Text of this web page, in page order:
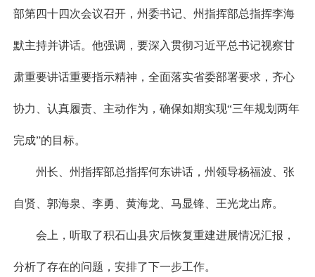
部第四十四次会议召开，州委书记、州指挥部总指挥李海
默主持并讲话。他强调，要深入贯彻习近平总书记视察甘
肃重要讲话重要指示精神，全面落实省委部署要求，齐心
协力、认真履责、主动作为，确保如期实现“三年规划两年
完成”的目标。
州长、州指挥部总指挥何东讲话，州领导杨福波、张
自贤、郭海泉、李勇、黄海龙、马显锋、王光龙出席。
会上，听取了积石山县灾后恢复重建进展情况汇报，
分析了存在的问题，安排了下一步工作。